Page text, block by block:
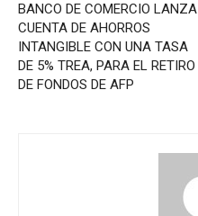
BANCO DE COMERCIO LANZA
CUENTA DE AHORROS
INTANGIBLE CON UNA TASA
DE 5% TREA, PARA EL RETIRO
DE FONDOS DE AFP